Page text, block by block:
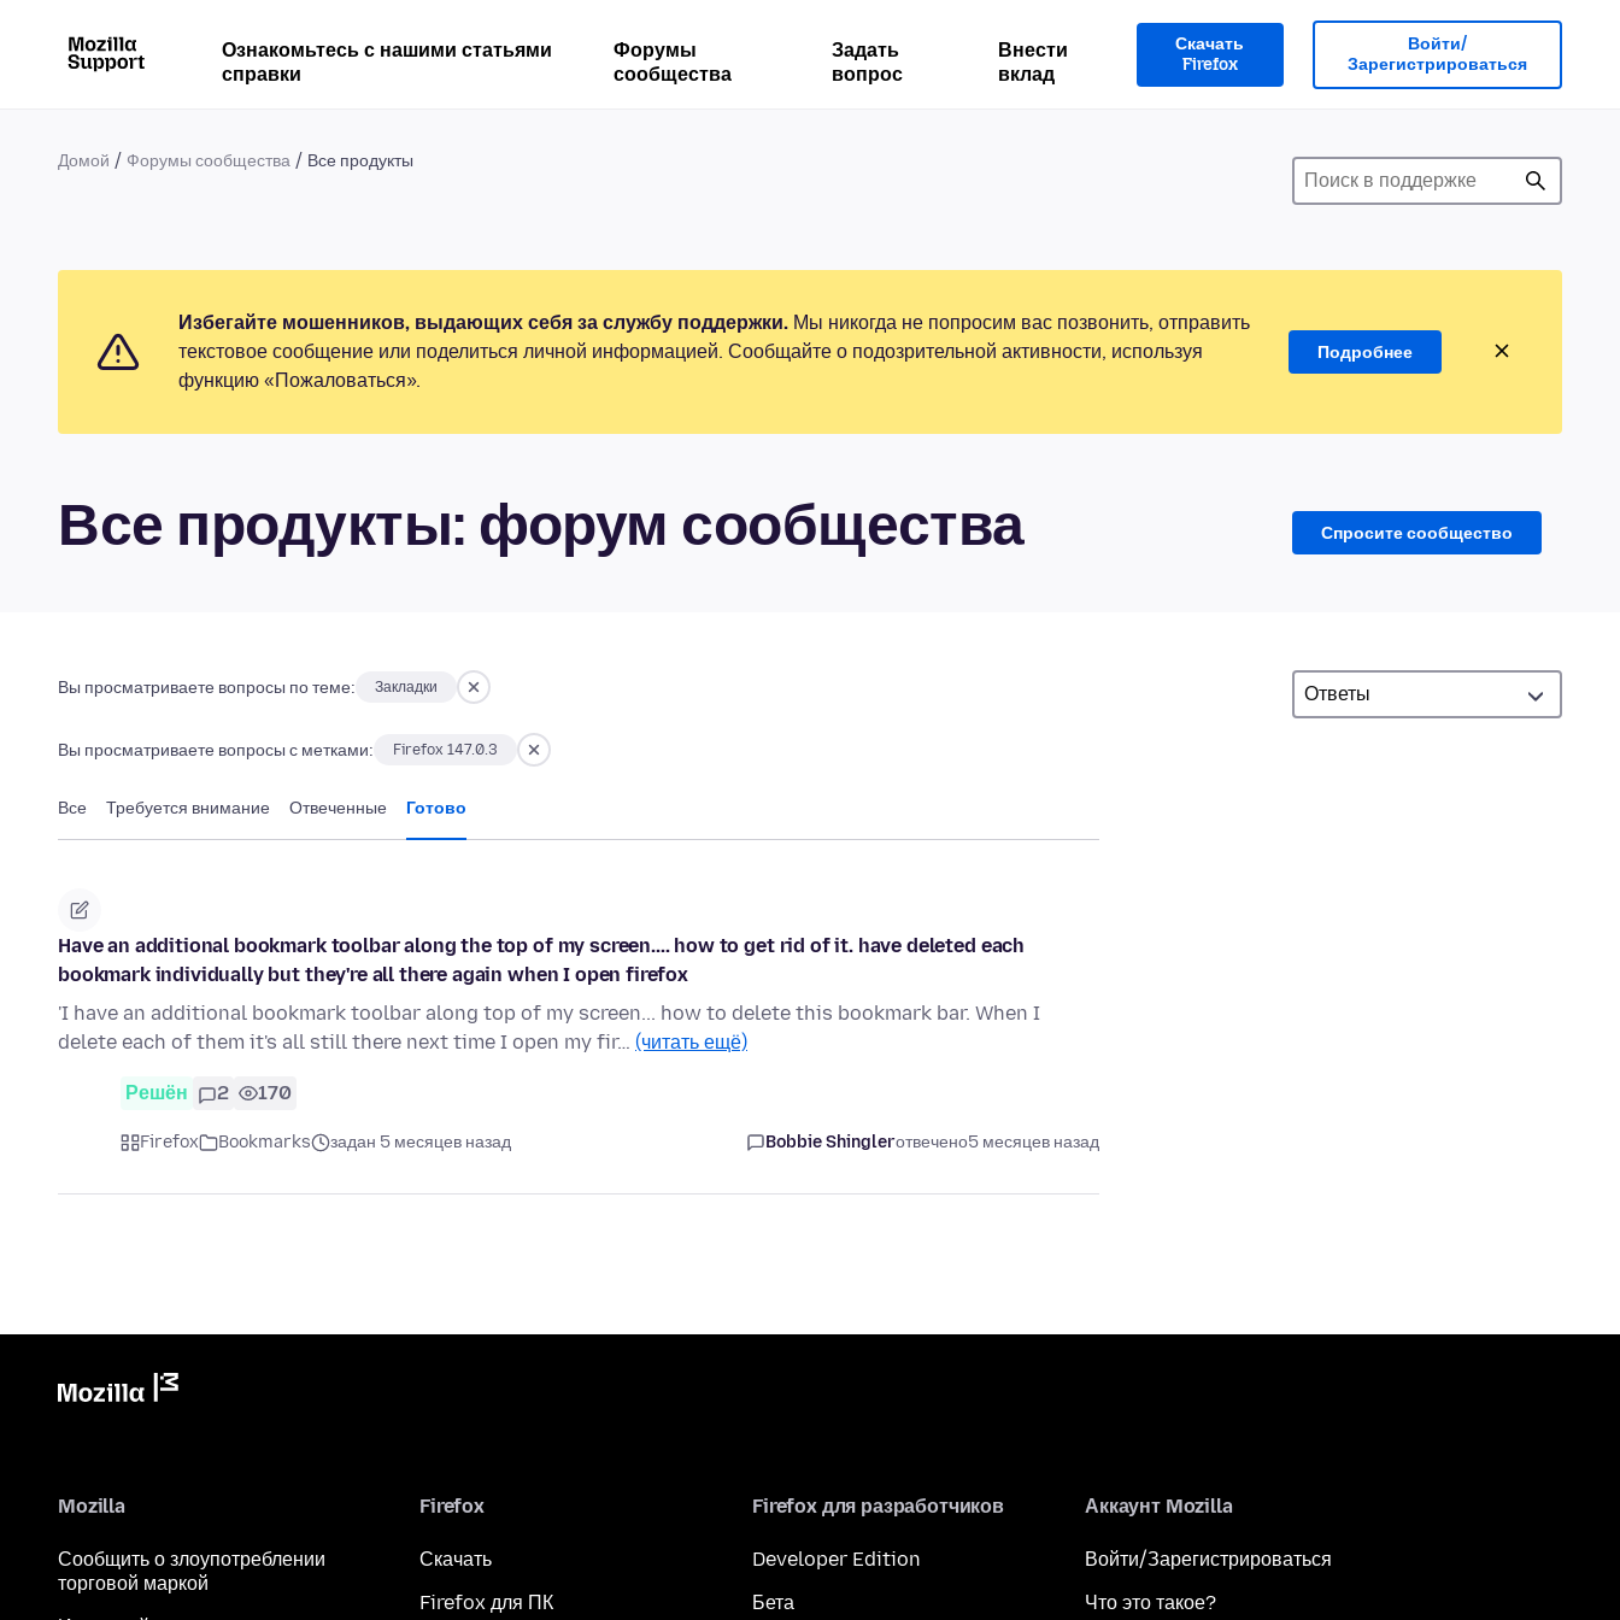
Ознакомьтесь с нашими статьями
справки
Форумы
сообщества
Задать
вопрос
Внести
вклад
Скачать
Firefox
Войти/
Зарегистрироваться
Домой Форумы сообщества Все продукты
Избегайте мошенников, выдающих себя за службу поддержки. Мы никогда не попросим вас позвонить, отправить
текстовое сообщение или поделиться личной информацией. Сообщайте о подозрительной активности, используя
функцию «Пожаловаться».
Подробнее
Все продукты: форум сообщества Спросите сообщество
Вы просматриваете вопросы по теме: Закладки
Вы просматриваете вопросы с метками: Firefox 147.0.3
Все Требуется внимание Отвеченные Готово
Have an additional bookmark toolbar along the top of my screen.... how to get rid of it. have deleted each
bookmark individually but they're all there again when I open firefox
'I have an additional bookmark toolbar along top of my screen... how to delete this bookmark bar. When I
delete each of them it's all still there next time I open my fir… (читать ещё)
Решён 2 170
Firefox Bookmarks задан 5 месяцев назад Bobbie Shinglerотвечено5 месяцев назад
Mozilla
Сообщить о злоупотреблении
торговой маркой
Firefox
Скачать
Firefox для ПК
Firefox для разработчиков
Developer Edition
Бета
Аккаунт Mozilla
Войти/Зарегистрироваться
Что это такое?